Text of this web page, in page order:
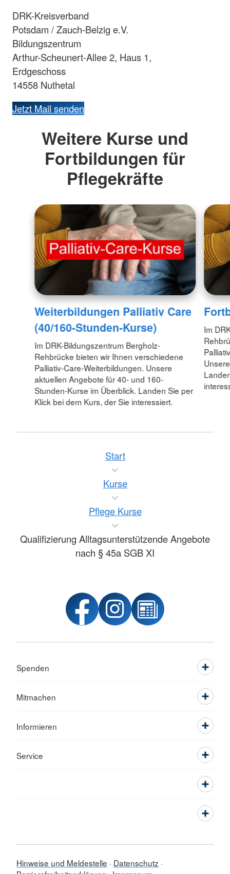
DRK-Kreisverband
Potsdam / Zauch-Belzig e.V.
Bildungszentrum
Arthur-Scheunert-Allee 2, Haus 1,
Erdgeschoss
14558 Nuthetal
Jetzt Mail senden
Weitere Kurse und
Fortbildungen für
Pflegekräfte
Weiterbildungen Palliativ Care
(40/160-Stunden-Kurse)
Im DRK-Bildungszentrum Bergholz-
Rehbrücke bieten wir Ihnen verschiedene
Palliativ-Care-Weiterbildungen. Unsere
aktuellen Angebote für 40- und 160-
Stunden-Kurse im Überblick. Landen Sie per
Klick bei dem Kurs, der Sie interessiert.
Im
Start
Kurse
Pflege Kurse
Qualifizierung Alltagsunterstützende Angebote
nach § 45a SGB XI
Spenden
Mitmachen
Informieren
Service
Hinweise und Meldestelle
Datenschutz